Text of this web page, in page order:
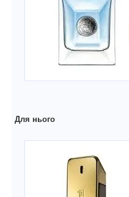
Для нього